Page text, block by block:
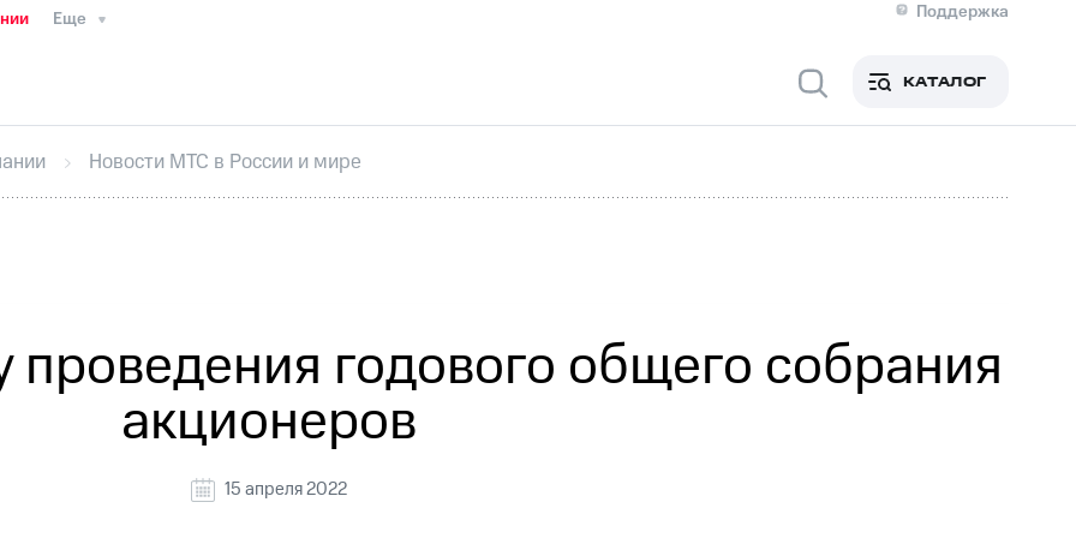
Еще
Поддержка
Медиа-центр
ИнтервьюФинансовая отчетностьКонтактыНовости в регионе
секретарьРаскрытие информации
кабинет акционераАкционерный капиталКонтроль и аудитРынок акций
КАТАЛОГ
Новости МТС в России и мире
годового общего собрания
акционеров
15 апреля 2022